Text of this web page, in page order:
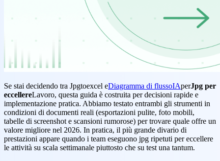
Se stai decidendo tra Jpgtoexcel eDiagramma di flussoIAperJpg per
eccellereLavoro, questa guida è costruita per decisioni rapide e
implementazione pratica. Abbiamo testato entrambi gli strumenti in
condizioni di documenti reali (esportazioni pulite, foto mobili,
tabelle di screenshot e scansioni rumorose) per trovare quale offre un
valore migliore nel 2026. In pratica, il più grande divario di
prestazioni appare quando i team eseguono jpg ripetuti per eccellere
le attività su scala settimanale piuttosto che su test una tantum.